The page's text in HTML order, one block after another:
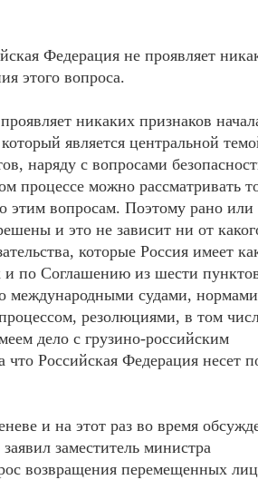
Федерация не проявляет
этого вопроса.
никаких признаков
является центральной
наряду с вопросами
процессе можно рассматривать
этим вопросам. Поэтому рано или
и это не зависит ни от
которые Россия имеет
и по Соглашению из шести
международными судами, нормами
резолюциями, в том
дело с грузино-российским
Российская Федерация несет
и на этот раз во время
заместитель министра
возвращения перемещенных лиц